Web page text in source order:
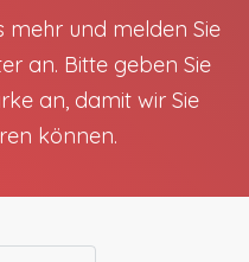
mehr und melden Sie
an. Bitte geben Sie
an, damit wir Sie
können.